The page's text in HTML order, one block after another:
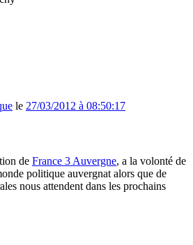
le 27/03/2012 à 08:50:17
de France 3 Auvergne, a la volonté de
politique auvergnat alors que de
nous attendent dans les prochains